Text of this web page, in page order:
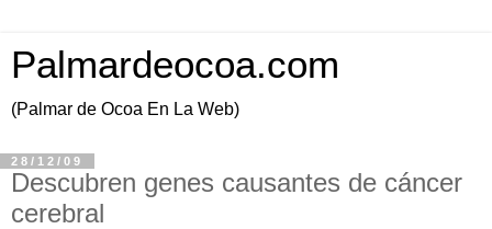
Palmardeocoa.com
(Palmar de Ocoa En La Web)
28/12/09
Descubren genes causantes de cáncer
cerebral